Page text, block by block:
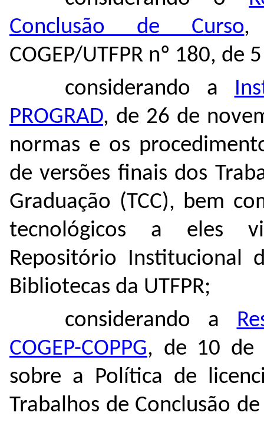
Conclusão de Curso,
COGEP/UTFPR nº 180, de
considerando a
PROGRAD, de 26 de
normas e os
de versões finais dos
Graduação (TCC), bem
tecnológicos a eles
Repositório Institucional
Bibliotecas da UTFPR;
considerando a
COGEP-COPPG, de 10 de
sobre a Política de
Trabalhos de Conclusão